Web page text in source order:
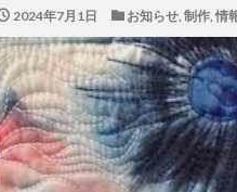
2024年7月1日 お知らせ, 制作, 情